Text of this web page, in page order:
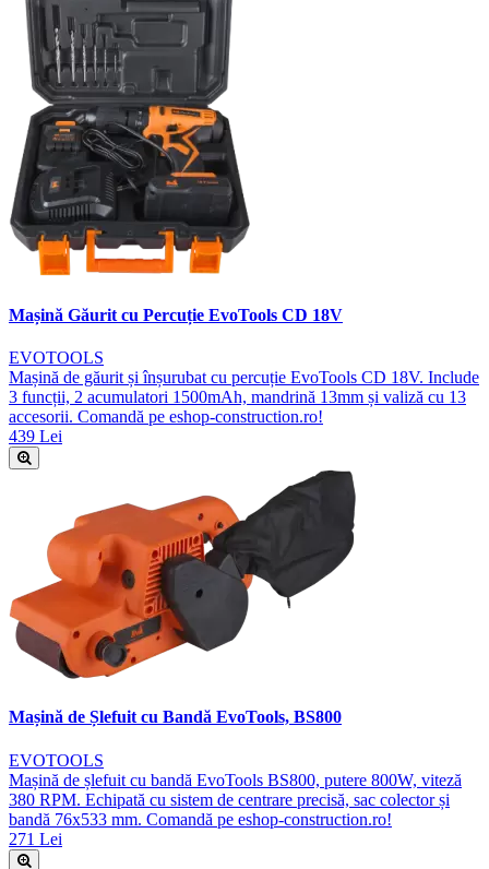
Mașină Găurit cu Percuție EvoTools CD 18V
EVOTOOLS
Mașină de găurit și înșurubat cu percuție EvoTools CD 18V. Include
3 funcții, 2 acumulatori 1500mAh, mandrină 13mm și valiză cu 13
accesorii. Comandă pe eshop-construction.ro!
439 Lei
Mașină de Șlefuit cu Bandă EvoTools, BS800
EVOTOOLS
Mașină de șlefuit cu bandă EvoTools BS800, putere 800W, viteză
380 RPM. Echipată cu sistem de centrare precisă, sac colector și
bandă 76x533 mm. Comandă pe eshop-construction.ro!
271 Lei